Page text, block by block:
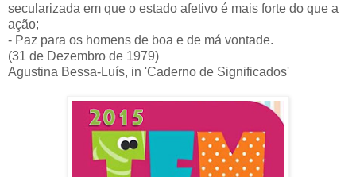
secularizada em que o estado afetivo é mais forte do que a
ação;
- Paz para os homens de boa e de má vontade.
(31 de Dezembro de 1979)
Agustina Bessa-Luís, in 'Caderno de Significados'